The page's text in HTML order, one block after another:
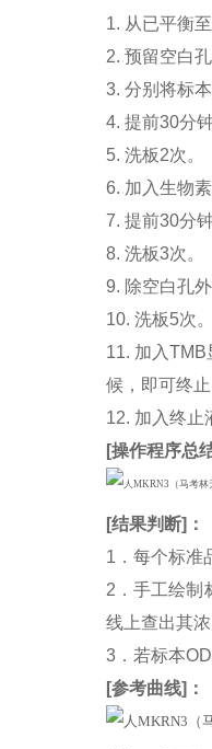
1. 从已平衡
2. 预留空白
3. 分别将标
4. 提前30分
5. 洗板2次。
6. 加入生物
7. 提前30分
8. 洗板3次。
9. 除空白孔
10. 洗板5次
11. 加入
候，即可终
12. 加入终止
[操作程序总
[结果判断]：
1．每个标准
2．手工绘制
线上查出其
3．若标本
[参考曲线]：